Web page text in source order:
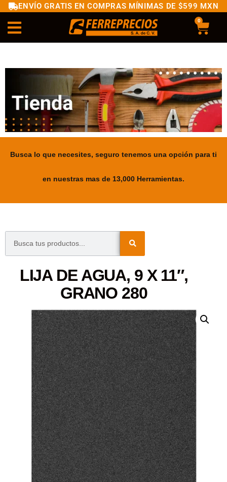
ENVÍO GRATIS EN COMPRAS MÍNIMAS DE $599 MXN
0
Busca lo que necesites, seguro tenemos una opción para ti
en nuestras mas de 13,000 Herramientas.
LIJA DE AGUA, 9 X 11″,
GRANO 280